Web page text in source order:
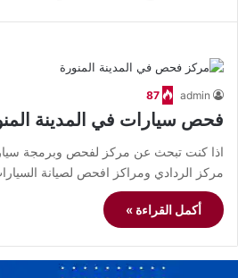
admin
87
فحص سيارات في المدينة
اذا كنت تبحث عن مركز لفحص وبرمجة
مركز الردادي ومراكز افحص لصيانة
أكمل القراءة »